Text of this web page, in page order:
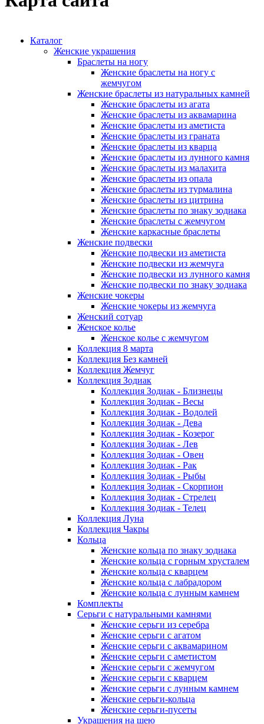
Каталог
Женские украшения
Браслеты на ногу
Женские браслеты на ногу с
жемчугом
Женские браслеты из натуральных камней
Женские браслеты из агата
Женские браслеты из аквамарина
Женские браслеты из аметиста
Женские браслеты из граната
Женские браслеты из кварца
Женские браслеты из лунного камня
Женские браслеты из малахита
Женские браслеты из опала
Женские браслеты из турмалина
Женские браслеты из цитрина
Женские браслеты по знаку зодиака
Женские браслеты с жемчугом
Женские каркасные браслеты
Женские подвески
Женские подвески из аметиста
Женские подвески из жемчуга
Женские подвески из лунного камня
Женские подвески по знаку зодиака
Женские чокеры
Женские чокеры из жемчуга
Женский сотуар
Женское колье
Женское колье с жемчугом
Коллекция 8 марта
Коллекция Без камней
Коллекция Жемчуг
Коллекция Зодиак
Коллекция Зодиак - Близнецы
Коллекция Зодиак - Весы
Коллекция Зодиак - Водолей
Коллекция Зодиак - Дева
Коллекция Зодиак - Козерог
Коллекция Зодиак - Лев
Коллекция Зодиак - Овен
Коллекция Зодиак - Рак
Коллекция Зодиак - Рыбы
Коллекция Зодиак - Скорпион
Коллекция Зодиак - Стрелец
Коллекция Зодиак - Телец
Коллекция Луна
Коллекция Чакры
Кольца
Женские кольца по знаку зодиака
Женские кольца с горным хрусталем
Женские кольца с кварцем
Женские кольца с лабрадором
Женские кольца с лунным камнем
Комплекты
Серьги с натуральными камнями
Женские серьги из серебра
Женские серьги с агатом
Женские серьги с аквамарином
Женские серьги с аметистом
Женские серьги с жемчугом
Женские серьги с кварцем
Женские серьги с лунным камнем
Женские серьги-кольца
Женские серьги-пусеты
Украшения на шею